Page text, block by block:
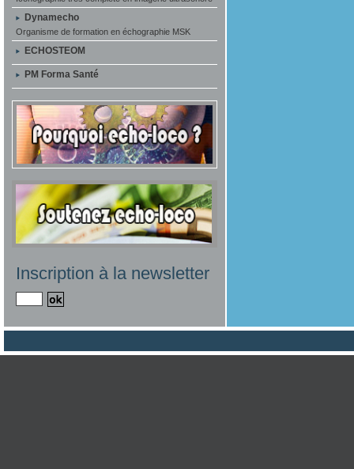
Dynamecho
Organisme de formation en échographie MSK
ECHOSTEOM
PM Forma Santé
Inscription à la newsletter